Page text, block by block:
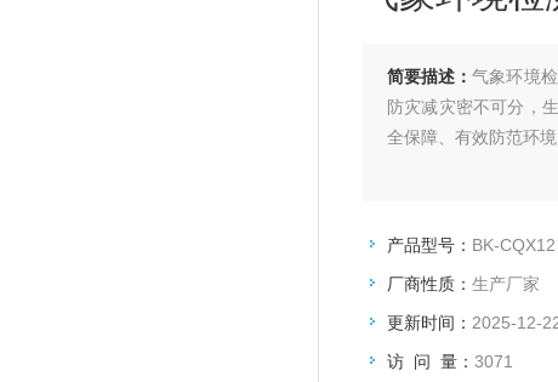
简要描述： 气象环境
防灾减灾密不可分，
全保障、有效防范环境
产品型号： BK-CQX12
厂商性质： 生产厂家
更新时间： 2025-12-
访 问 量： 3071